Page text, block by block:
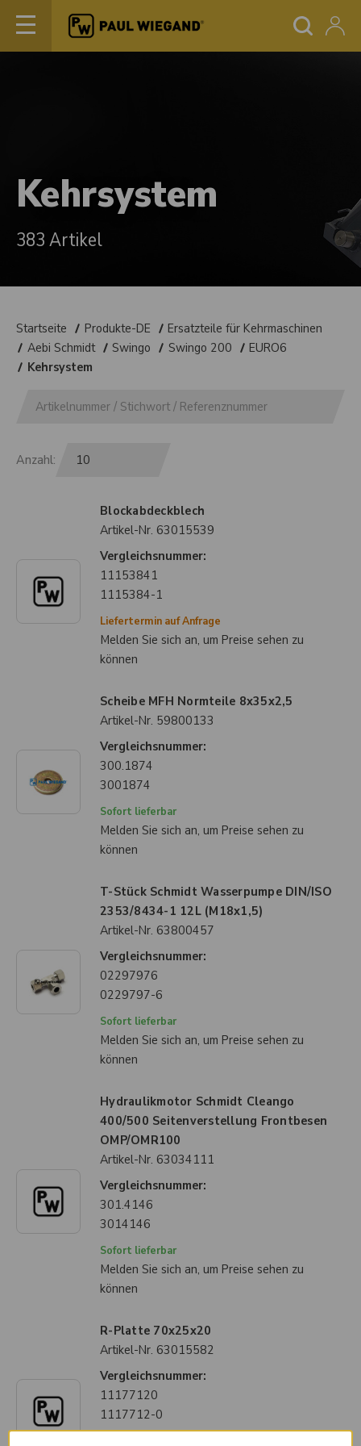
Kehrsystem
383 Artikel
Startseite Produkte-DE
Ersatzteile für Kehrmaschinen
Aebi Schmidt
Swingo Swingo 200
EURO6
Kehrsystem
Anzahl:
Blockabdeckblech
Artikel-Nr. 63015539
Vergleichsnummer:
11153841
1115384-1
Liefertermin auf Anfrage
Melden Sie sich an, um Preise sehen zu
können
Scheibe MFH Normteile 8x35x2,5
Artikel-Nr. 59800133
Vergleichsnummer:
300.1874
3001874
Sofort lieferbar
Melden Sie sich an, um Preise sehen zu
können
T-Stück Schmidt Wasserpumpe DIN/ISO
2353/8434-1 12L (M18x1,5)
Artikel-Nr. 63800457
Vergleichsnummer:
02297976
0229797-6
Sofort lieferbar
Melden Sie sich an, um Preise sehen zu
können
Hydraulikmotor Schmidt Cleango
400/500 Seitenverstellung Frontbesen
OMP/OMR100
Artikel-Nr. 63034111
Vergleichsnummer:
301.4146
3014146
Sofort lieferbar
Melden Sie sich an, um Preise sehen zu
können
R-Platte 70x25x20
Artikel-Nr. 63015582
Vergleichsnummer:
11177120
1117712-0